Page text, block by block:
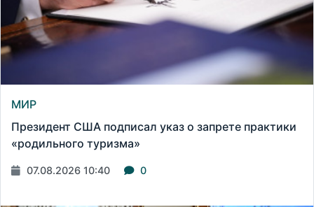
МИР
Президент США подписал указ о запрете практики
«родильного туризма»
07.08.2026 10:40 0